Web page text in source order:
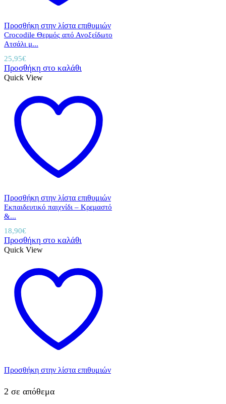
Προσθήκη στην λίστα επιθυμιών
Crocodile Θερμός από Ανοξείδωτο
Ατσάλι μ...
25,95€
Προσθήκη στο καλάθι
Quick View
Προσθήκη στην λίστα επιθυμιών
Εκπαιδευτικό παιχνίδι – Κρεμαστό
&...
18,90€
Προσθήκη στο καλάθι
Quick View
Προσθήκη στην λίστα επιθυμιών
2 σε απόθεμα